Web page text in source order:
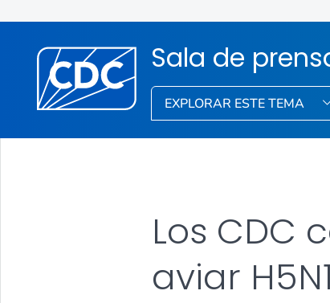
Sala de
EXPLORAR ESTE TEMA
Los CDC
aviar